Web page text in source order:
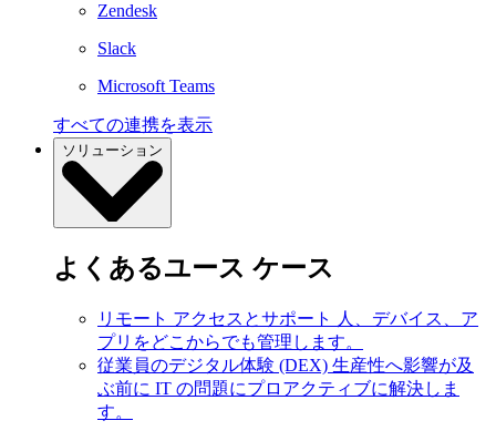
Zendesk
Slack
Microsoft Teams
すべての連携を表示
ソリューション
よくあるユース ケース
リモート アクセスとサポート
人、デバイス、ア
プリをどこからでも管理します。
従業員のデジタル体験 (DEX) 生産性へ影響が及
ぶ前に IT の問題にプロアクティブに解決しま
す。